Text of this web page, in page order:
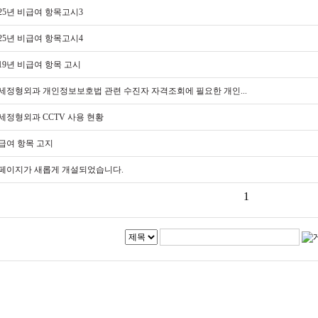
년 비급여 항목고시3
년 비급여 항목고시4
년 비급여 항목 고시
정형외과 개인정보보호법 관련 수진자 자격조회에 필요한 개인...
정형외과 CCTV 사용 현황
여 항목 고지
이지가 새롭게 개설되었습니다.
1